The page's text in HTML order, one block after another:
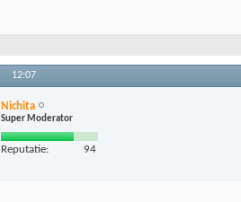
12:07
Nichita
Super Moderator
Reputatie: 94